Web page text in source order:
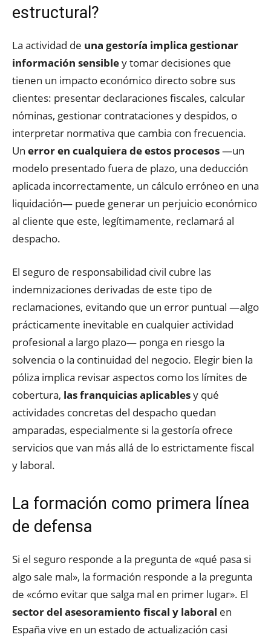
estructural?
La actividad de una gestoría implica gestionar
información sensibley tomar decisiones que
tienen un impacto económico directo sobre sus
clientes: presentar declaraciones fiscales, calcular
nóminas, gestionar contrataciones y despidos, o
interpretar normativa que cambia con frecuencia.
Un error en cualquiera de estos procesos—un
modelo presentado fuera de plazo, una deducción
aplicada incorrectamente, un cálculo erróneo en una
liquidación— puede generar un perjuicio económico
al cliente que este, legítimamente, reclamará al
despacho.
El seguro de responsabilidad civil cubre las
indemnizaciones derivadas de este tipo de
reclamaciones, evitando que un error puntual —algo
prácticamente inevitable en cualquier actividad
profesional a largo plazo— ponga en riesgo la
solvencia o la continuidad del negocio. Elegir bien la
póliza implica revisar aspectos como los límites de
cobertura, las franquicias aplicablesy qué
actividades concretas del despacho quedan
amparadas, especialmente si la gestoría ofrece
servicios que van más allá de lo estrictamente fiscal
y laboral.
La formación como primera línea
de defensa
Si el seguro responde a la pregunta de «qué pasa si
algo sale mal», la formación responde a la pregunta
de «cómo evitar que salga mal en primer lugar». El
sector del asesoramiento fiscal y laboral en
España vive en un estado de actualización casi